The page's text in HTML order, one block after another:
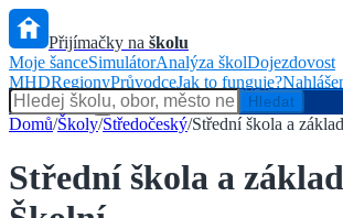
Přijímačky na školu
Moje šanceSimulátorAnalýza školDojezdovost
MHDRegionyPrůvodceJak to funguje?
Hlídač státu
Hledat
Domů/Školy/Středočeský/Střední škola a
Střední škola a